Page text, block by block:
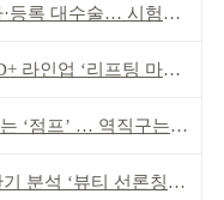
수술… 시험자료 공용 허용
업 ‘리프팅 마스크’ 출시
프’ … 역직구는 ‘부침’
‘뷰티 선론칭 거점’ 안착